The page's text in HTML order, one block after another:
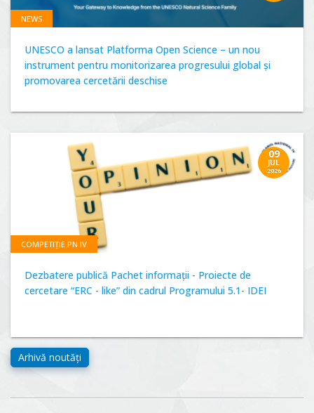
NEWS
UNESCO a lansat Platforma Open Science – un nou
instrument pentru monitorizarea progresului global și
promovarea cercetării deschise
09
JUL
2026
COMPETIȚIE PN IV
Dezbatere publică Pachet informații - Proiecte de
cercetare “ERC - like” din cadrul Programului 5.1- IDEI